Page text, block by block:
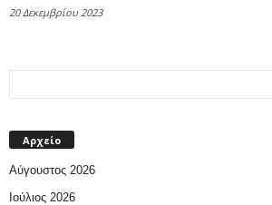
20 Δεκεμβρίου 2023
Αρχείο
Αύγουστος 2026
Ιούλιος 2026